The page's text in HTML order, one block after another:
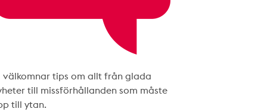
välkomnar tips om allt från glada
till missförhållanden som måste
till ytan.